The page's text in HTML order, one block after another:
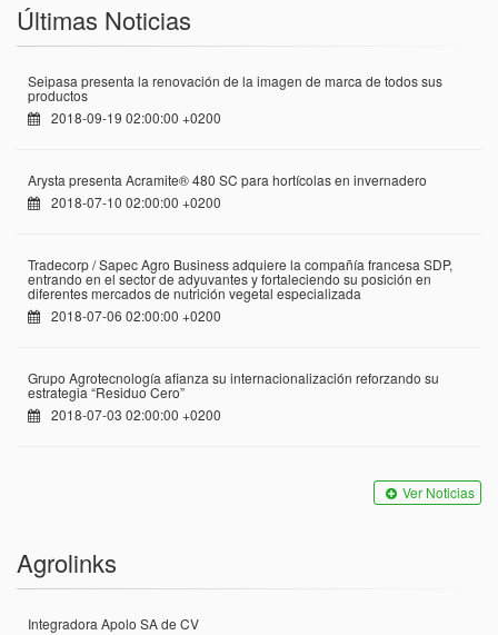
Últimas Noticias
Seipasa presenta la renovación de la imagen de marca de todos sus
productos
2018-09-19 02:00:00 +0200
Arysta presenta Acramite® 480 SC para hortícolas en invernadero
2018-07-10 02:00:00 +0200
Tradecorp / Sapec Agro Business adquiere la compañía francesa SDP,
entrando en el sector de adyuvantes y fortaleciendo su posición en
diferentes mercados de nutrición vegetal especializada
2018-07-06 02:00:00 +0200
Grupo Agrotecnología afianza su internacionalización reforzando su
estrategia “Residuo Cero”
2018-07-03 02:00:00 +0200
Ver Noticias
Agrolinks
Integradora Apolo SA de CV